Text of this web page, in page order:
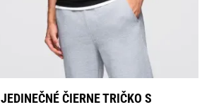
JEDINEČNÉ ČIERNE TRIČKO S